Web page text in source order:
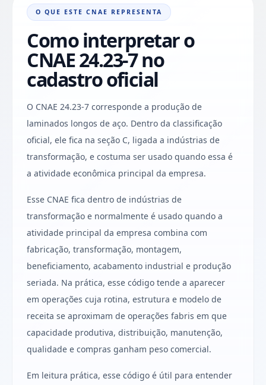
O QUE ESTE CNAE REPRESENTA
Como interpretar o
CNAE 24.23-7 no
cadastro oficial
O CNAE 24.23-7 corresponde a produção de
laminados longos de aço. Dentro da classificação
oficial, ele fica na seção C, ligada a indústrias de
transformação, e costuma ser usado quando essa é
a atividade econômica principal da empresa.
Esse CNAE fica dentro de indústrias de
transformação e normalmente é usado quando a
atividade principal da empresa combina com
fabricação, transformação, montagem,
beneficiamento, acabamento industrial e produção
seriada. Na prática, esse código tende a aparecer
em operações cuja rotina, estrutura e modelo de
receita se aproximam de operações fabris em que
capacidade produtiva, distribuição, manutenção,
qualidade e compras ganham peso comercial.
Em leitura prática, esse código é útil para entender